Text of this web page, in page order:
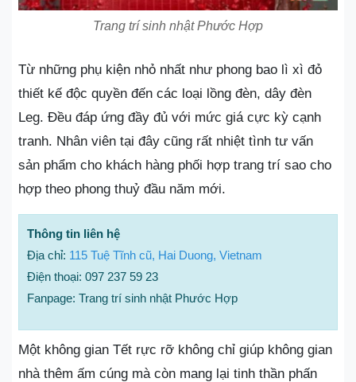
Trang trí sinh nhật Phước Hợp
Từ những phụ kiện nhỏ nhất như phong bao lì xì đỏ
thiết kế độc quyền đến các loại lồng đèn, dây đèn
Leg. Đều đáp ứng đầy đủ với mức giá cực kỳ cạnh
tranh. Nhân viên tại đây cũng rất nhiệt tình tư vấn
sản phẩm cho khách hàng phối hợp trang trí sao cho
hợp theo phong thuỷ đầu năm mới.
Thông tin liên hệ
Địa chỉ: 115 Tuệ Tĩnh cũ, Hai Duong, Vietnam
Điện thoại: 097 237 59 23
Fanpage: Trang trí sinh nhật Phước Hợp
Một không gian Tết rực rỡ không chỉ giúp không gian
nhà thêm ấm cúng mà còn mang lại tinh thần phấn